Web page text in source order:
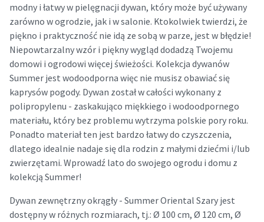
modny i łatwy w pielęgnacji dywan, który może być używany
zarówno w ogrodzie, jak i w salonie. Ktokolwiek twierdzi, że
piękno i praktyczność nie idą ze sobą w parze, jest w błędzie!
Niepowtarzalny wzór i piękny wygląd dodadzą Twojemu
domowi i ogrodowi więcej świeżości. Kolekcja dywanów
Summer jest wodoodporna więc nie musisz obawiać się
kaprysów pogody. Dywan został w całości wykonany z
polipropylenu - zaskakująco miękkiego i wodoodpornego
materiału, który bez problemu wytrzyma polskie pory roku.
Ponadto materiał ten jest bardzo łatwy do czyszczenia,
dlatego idealnie nadaje się dla rodzin z małymi dziećmi i/lub
zwierzętami. Wprowadź lato do swojego ogrodu i domu z
kolekcją Summer!
Dywan zewnętrzny okrągły - Summer Oriental Szary jest
dostępny w różnych rozmiarach, tj.: Ø 100 cm, Ø 120 cm, Ø